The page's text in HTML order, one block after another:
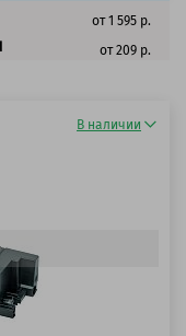
от 1 595 р.
от 209 р.
В наличии